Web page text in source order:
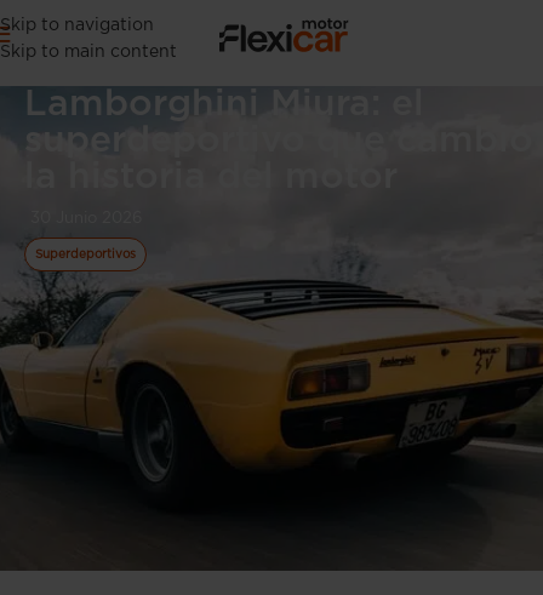
Skip to navigation
Skip to main content
Lamborghini Miura: el
superdeportivo que cambió
Superdeportivos